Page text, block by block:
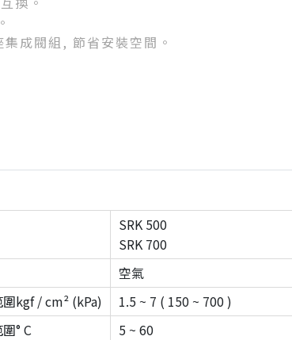
成閥組, 節省安裝空間。
SRK 500
SRK 700
空氣
kgf / cm² (kPa)
1.5 ~ 7 ( 150 ~ 700 )
° C
5 ~ 60